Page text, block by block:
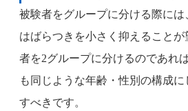
被験者をグループに分ける際に
はばらつきを小さく抑えること
者を2グループに分けるのであれ
も同じような年齢・性別の構成
すべきです。